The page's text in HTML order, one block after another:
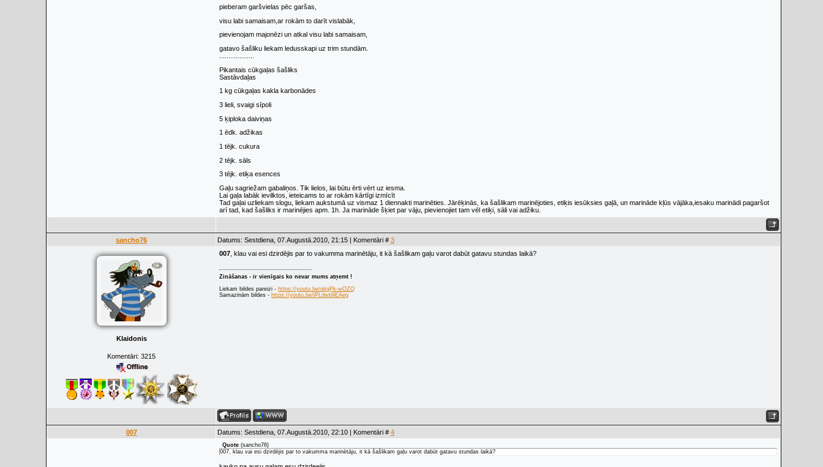
pieberam garšvielas pēc garšas,
visu labi samaisam,ar rokām to darīt vislabāk,
pievienojam majonēzi un atkal visu labi samaisam,
gatavo šašliku liekam ledusskapi uz trim stundām.
Pikantais cūkgaļas šašliks
Sastāvdaļas
1 kg cūkgaļas kakla karbonādes
3 lieli, svaigi sīpoli
5 ķiploka daiviņas
1 ēdk. adžikas
1 tējk. cukura
2 tējk. sāls
3 tējk. etiķa esences
Gaļu sagriežam gabaliņos. Tik lielos, lai būtu ērti vērt uz iesma.
Lai gaļa labāk ievilktos, ieteicams to ar rokām kārtīgi izmīcīt
Tad gaļai uzliekam slogu, liekam aukstumā uz vismaz 1 diennakti marinēties. Jārēķinās, ka šašlikam marinējoties, etiķis iesūksies gaļā, un marināde kļūs vājāka,iesaku marinādi pagaršot
arī tad, kad šašliks ir marinējies apm. 1h. Ja marināde šķiet par vāju, pievienojiet tam vēl etiķi, sāli vai adžiku.
sancho76 Datums: Sestdiena, 07.Augustā.2010, 21:15 | Komentāri # 3
Klaidonis
Komentāri: 3215
007 , klau vai esi dzirdējis par to vakumma marinētāju, it kā šašlikam gaļu varot dabūt gatavu stundas laikā?
Zināšanas - ir vienīgais ko nevar mums atņemt !
Liekam bildes pareizi - https://youtu.be/qjtgPk-wOZQ
Samazinām bildes - https://youtu.be/iPLdwb9EAeg
007 Datums: Sestdiena, 07.Augustā.2010, 22:10 | Komentāri # 4
Quote (sancho76)
007, klau vai esi dzirdējis par to vakumma marinētāju, it kā šašlikam gaļu varot dabūt gatavu stundas laikā?